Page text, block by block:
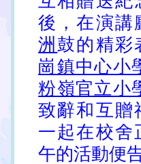
後，在演講
洲鼓的精彩
崗鎮中心小
粉嶺官立小
致辭和互贈
一起在校舍
午的活動便